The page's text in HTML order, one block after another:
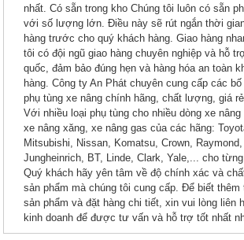
nhất. Có sẵn trong kho Chúng tôi luôn có sẵn
với số lượng lớn. Điều này sẽ rút ngắn thời
hàng trước cho quý khách hàng. Giao hàng
tôi có đội ngũ giao hàng chuyên nghiệp và hỗ
quốc, đảm bảo đúng hẹn và hàng hóa an toàn
hàng. Công ty An Phát chuyên cung cấp các
phụ tùng xe nâng chính hãng, chất lượng, giá
Với nhiều loại phụ tùng cho nhiều dòng xe nâng
xe nâng xăng, xe nâng gas của các hãng:
Mitsubishi, Nissan, Komatsu, Crown, Raymond,
Jungheinrich, BT, Linde, Clark, Yale,... cho từng
Quý khách hãy yên tâm về độ chính xác và
sản phẩm mà chúng tôi cung cấp. Để biết thêm
sản phẩm và đặt hàng chi tiết, xin vui lòng liên
kinh doanh để được tư vấn và hỗ trợ tốt nhất